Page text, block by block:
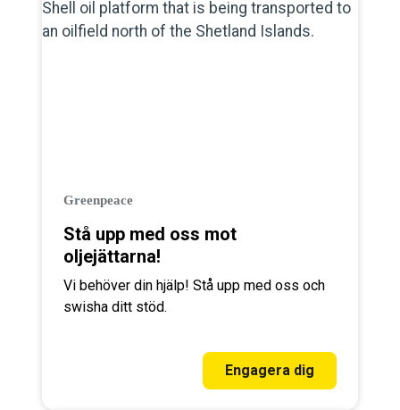
Greenpeace
Stå upp med oss mot
oljejättarna!
Vi behöver din hjälp! Stå upp med oss och
swisha ditt stöd.
Engagera dig